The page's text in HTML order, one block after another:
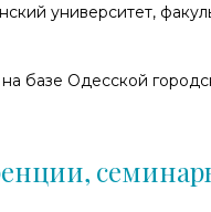
университет,
базе Одесской